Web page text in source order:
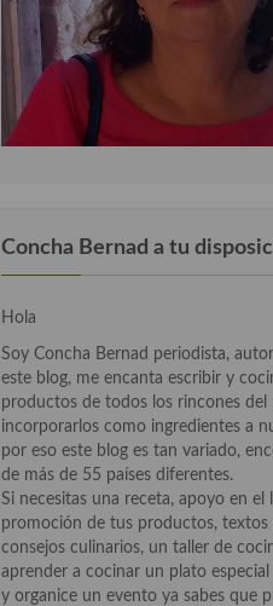
Concha Bernad a tu
Hola
Soy Concha Bernad periodista,
este blog, me encanta escribir y
productos de todos los rincones del
incorporarlos como ingredientes a
por eso este blog es tan variado,
de más de 55 países diferentes.
Si necesitas una receta, apoyo en el
promoción de tus productos, textos
consejos culinarios, un taller de
aprender a cocinar un plato
y organice un evento ya sabes que